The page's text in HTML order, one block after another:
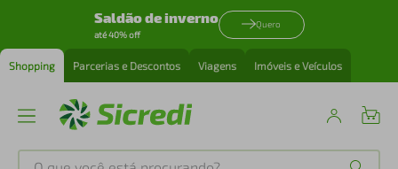
Saldão de inverno
até 40% off
Quero
Shopping Parcerias e Descontos Viagens Imóveis e Veículos
O que você está procurando?